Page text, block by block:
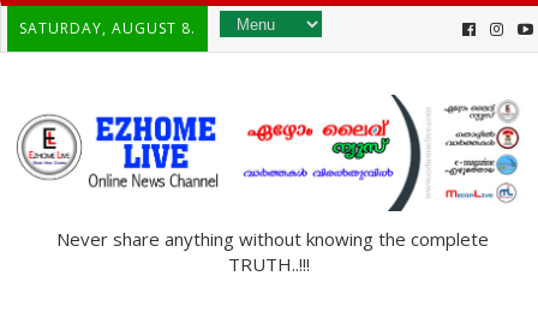
SATURDAY, AUGUST 8.
Never share anything without knowing the complete
TRUTH..!!!